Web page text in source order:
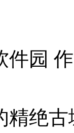
件园
精绝